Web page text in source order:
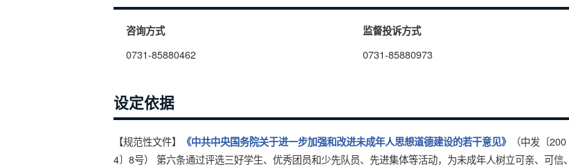
咨询方式
0731-85880462
监督投诉方式
0731-85880973
设定依据
【规范性文件】 《中共中央国务院关于进一步加强和改进未成年人思想道德建设的若干意见》
（中发〔200
4〕8号） 第六条通过评选三好学生、优秀团员和少先队员、先进集体等活动，为未成年人树立可亲、可信、